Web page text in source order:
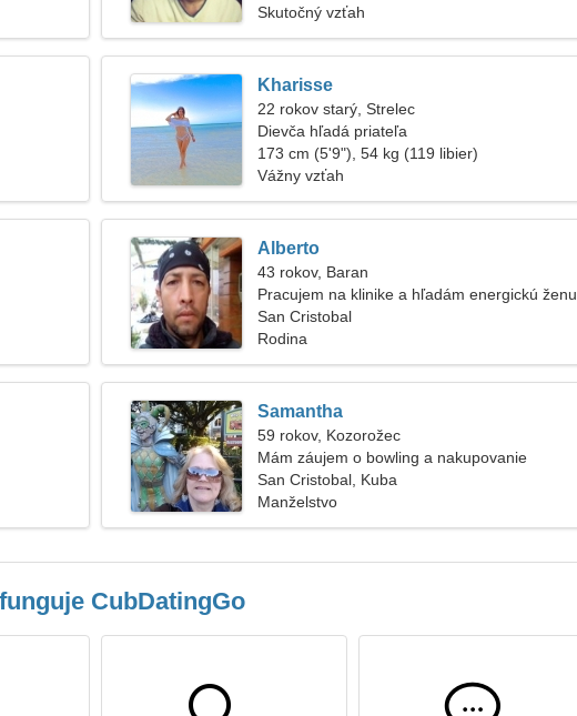
Skutočný vzťah
Kharisse
22 rokov starý, Strelec
Dievča hľadá priateľa
173 cm (5'9"), 54 kg (119 libier)
Vážny vzťah
Alberto
43 rokov, Baran
Pracujem na klinike a hľadám energickú ženu
San Cristobal
Rodina
Samantha
59 rokov, Kozorožec
Mám záujem o bowling a nakupovanie
San Cristobal, Kuba
Manželstvo
CubDatingGo